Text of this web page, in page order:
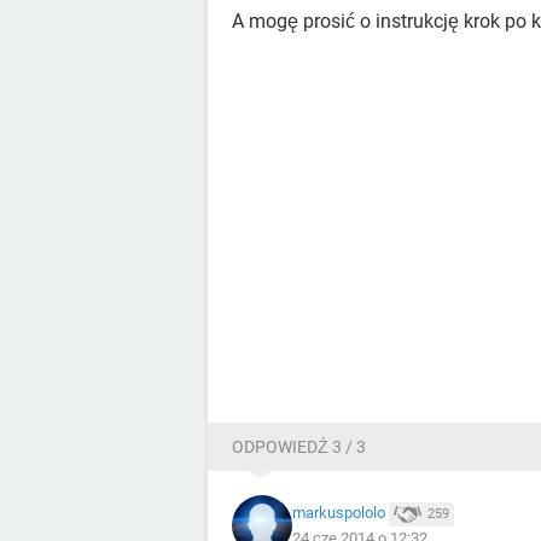
A mogę prosić o instrukcję krok po
ODPOWIEDŹ 3 / 3
markuspololo 259